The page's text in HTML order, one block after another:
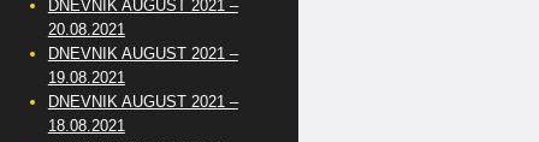
DNEVNIK AUGUST 2021 –
20.08.2021
DNEVNIK AUGUST 2021 –
19.08.2021
DNEVNIK AUGUST 2021 –
18.08.2021